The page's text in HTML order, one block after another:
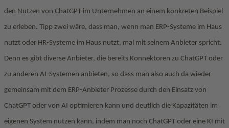
den Nutzen von ChatGPT im Unternehmen an einem konkreten Beispiel
zu erleben. Tipp zwei wäre, dass man, wenn man ERP-Systeme im Haus
nutzt oder HR-Systeme im Haus nutzt, mal mit seinem Anbieter spricht.
Denn es gibt diverse Anbieter, die bereits Konnektoren zu ChatGPT oder
zu anderen AI-Systemen anbieten, so dass man also auch da wieder
gemeinsam mit dem ERP-Anbieter Prozesse durch den Einsatz von
ChatGPT oder von AI optimieren kann und deutlich die Kapazitäten im
eigenen System nutzen kann, indem man noch ChatGPT oder eine KI mit